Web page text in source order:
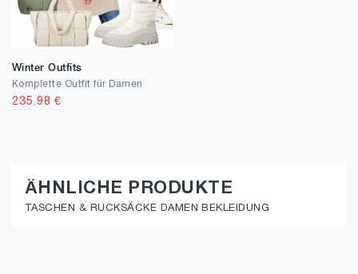
Winter Outfits
Komplette Outfit für Damen
235.98 €
ÄHNLICHE PRODUKTE
TASCHEN & RUCKSÄCKE DAMEN BEKLEIDUNG